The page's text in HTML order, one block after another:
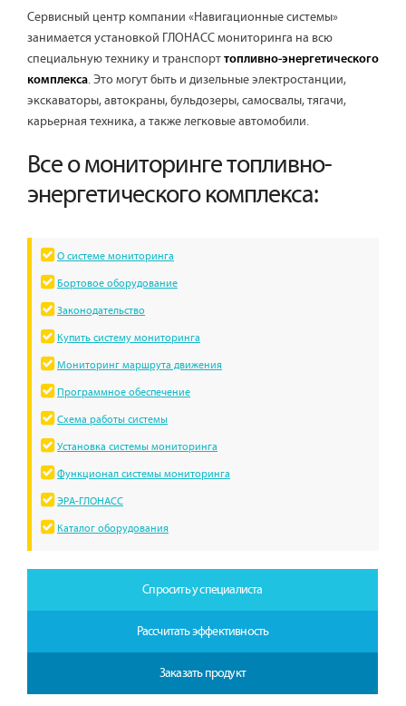
Сервисный центр компании «Навигационные системы»
занимается установкой ГЛОНАСС мониторинга на всю
специальную технику и транспорт топливно-энергетического
комплекса. Это могут быть и дизельные электростанции,
экскаваторы, автокраны, бульдозеры, самосвалы, тягачи,
карьерная техника, а также легковые автомобили.
Все о мониторинге топливно-
энергетического комплекса:
О системе мониторинга
Бортовое оборудование
Законодательство
Купить систему мониторинга
Мониторинг маршрута движения
Программное обеспечение
Схема работы системы
Установка системы мониторинга
Функционал системы мониторинга
ЭРА-ГЛОНАСС
Каталог оборудования
Спросить у специалиста
Рассчитать эффективность
Заказать продукт